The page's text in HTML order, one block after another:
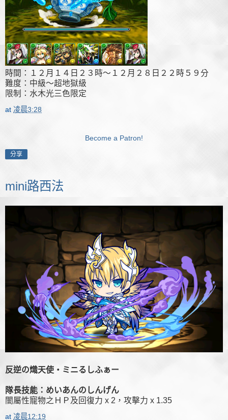
時間：１２月１４日２３時～１２月２８日２２時５９分
難度：中級～超地獄級
限制：水木光三色限定
at 凌晨3:28
Become a Patron!
分享
mini路西法
反逆の熾天使・ミニるしふぁー
隊長技能：めいあんのしんげん
闇屬性寵物之ＨＰ及回復力 x 2，攻擊力 x 1.35
at 凌晨12:19